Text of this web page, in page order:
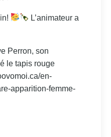
L’animateur a
Perron, son
le tapis rouge
en-
apparition-femme-